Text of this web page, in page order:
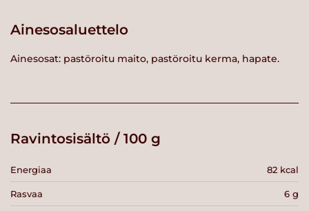
Ainesosaluettelo
Ainesosat: pastöroitu maito, pastöroitu kerma, hapate.
Ravintosisältö / 100 g
Energiaa 82 kcal
Rasvaa 6 g